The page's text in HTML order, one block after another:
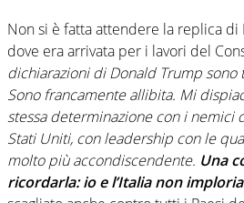
Non si è fatta attendere la replica
dove era arrivata per i lavori del
dichiarazioni di Donald Trump sono
Sono francamente allibita. Mi
stessa determinazione con i nemici
Stati Uniti, con leadership con le
molto più accondiscendente. Una
ricordarla: io e l’Italia non